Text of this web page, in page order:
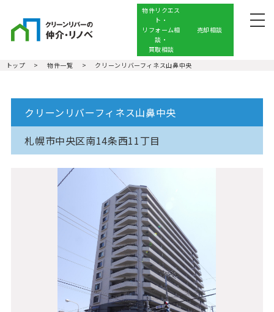
物件リクエス
ト・
リフォーム相
談・
買取相談
売却相談
売りたい
買いたい
アクセス・スタッフ紹介
コーポレートサイト
トップ 物件一覧 クリーンリバーフィネス山鼻中央
クリーンリバーフィネス山鼻中央
札幌市中央区南14条西11丁目